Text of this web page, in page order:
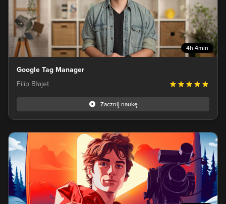
4h 4min
Google Tag Manager
Filip Błajet
Zacznij naukę